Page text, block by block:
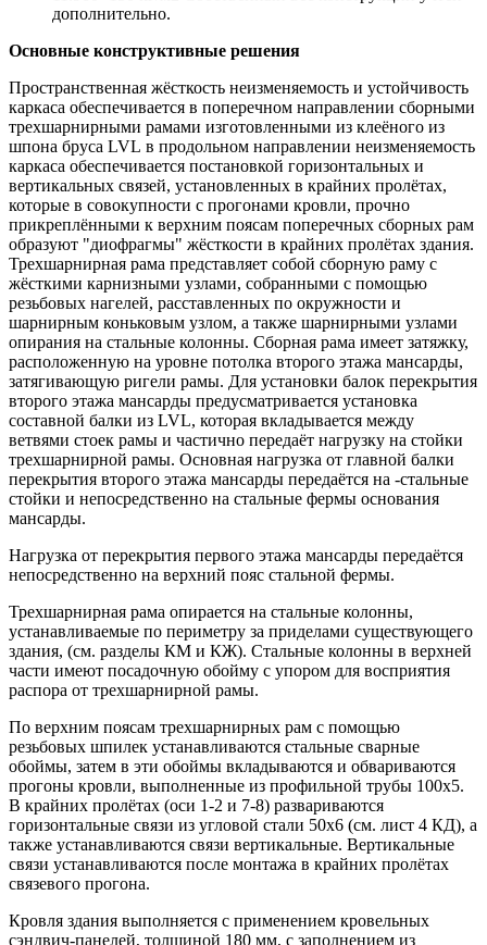
дополнительно.
Основные конструктивные решения
Пространственная жёсткость неизменяемость и устойчивость
каркаса обеспечивается в поперечном направлении сборными
трехшарнирными рамами изготовленными из клеёного из
шпона бруса LVL в продольном направлении неизменяемость
каркаса обеспечивается постановкой горизонтальных и
вертикальных связей, установленных в крайних пролётах,
которые в совокупности с прогонами кровли, прочно
прикреплёнными к верхним поясам поперечных сборных рам
образуют "диофрагмы" жёсткости в крайних пролётах здания.
Трехшарнирная рама представляет собой сборную раму с
жёсткими карнизными узлами, собранными с помощью
резьбовых нагелей, расставленных по окружности и
шарнирным коньковым узлом, а также шарнирными узлами
опирания на стальные колонны. Сборная рама имеет затяжку,
расположенную на уровне потолка второго этажа мансарды,
затягивающую ригели рамы. Для установки балок перекрытия
второго этажа мансарды предусматривается установка
составной балки из LVL, которая вкладывается между
ветвями стоек рамы и частично передаёт нагрузку на стойки
трехшарнирной рамы. Основная нагрузка от главной балки
перекрытия второго этажа мансарды передаётся на -стальные
стойки и непосредственно на стальные фермы основания
мансарды.
Нагрузка от перекрытия первого этажа мансарды передаётся
непосредственно на верхний пояс стальной фермы.
Трехшарнирная рама опирается на стальные колонны,
устанавливаемые по периметру за приделами существующего
здания, (см. разделы КМ и КЖ). Стальные колонны в верхней
части имеют посадочную обойму с упором для восприятия
распора от трехшарнирной рамы.
По верхним поясам трехшарнирных рам с помощью
резьбовых шпилек устанавливаются стальные сварные
обоймы, затем в эти обоймы вкладываются и обвариваются
прогоны кровли, выполненные из профильной трубы 100x5.
В крайних пролётах (оси 1-2 и 7-8) развариваются
горизонтальные связи из угловой стали 50x6 (см. лист 4 КД), а
также устанавливаются связи вертикальные. Вертикальные
связи устанавливаются после монтажа в крайних пролётах
связевого прогона.
Кровля здания выполняется с применением кровельных
сэндвич-панелей, толщиной 180 мм, с заполнением из